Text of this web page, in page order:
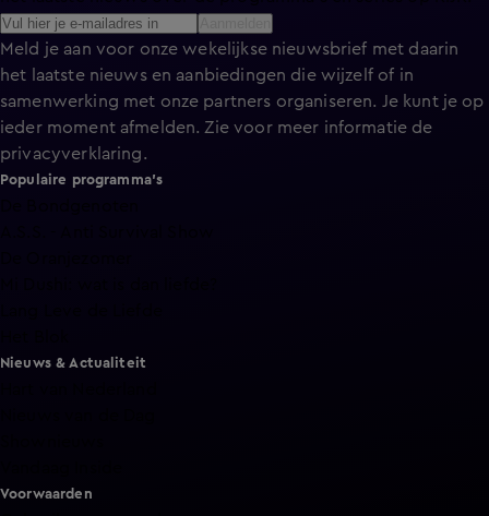
Meld je aan voor onze wekelijkse nieuwsbrief met daarin
het laatste nieuws en aanbiedingen die wijzelf of in
samenwerking met onze partners organiseren. Je kunt je op
ieder moment afmelden. Zie voor meer informatie de
privacyverklaring.
Populaire programma's
Nieuws & Actualiteit
Voorwaarden